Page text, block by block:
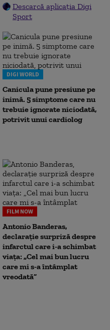
Descarcă aplicația Digi
Sport
DIGI WORLD
Canicula pune presiune pe
inimă. 5 simptome care nu
trebuie ignorate niciodată,
potrivit unui cardiolog
FILM NOW
Antonio Banderas,
declarație surpriză despre
infarctul care i-a schimbat
viața: „Cel mai bun lucru
care mi s-a întâmplat
vreodată”